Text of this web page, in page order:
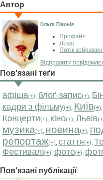
Автор
Ольга Півонія
Профайл
Друзі
Потік
Відправити
Пов'язані теґи
афіша(+), блоґ-запис(+),
кадри з фільму(+), Київ(+),
Концерти(+), кіно(+), Львів
музика(+), новина(+),
репортаж(+), стаття(+),
Фестивалі(+), фото(+),
Пов'язані публікації